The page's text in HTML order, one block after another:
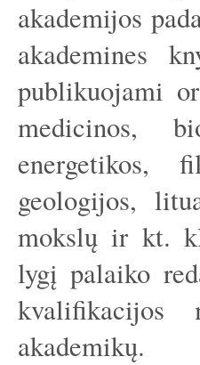
akademijos
akademines
publikuojami
medicinos,
energetikos,
geologijos,
mokslų ir kt.
lygį palaiko
kvalifikacijos
akademikų.